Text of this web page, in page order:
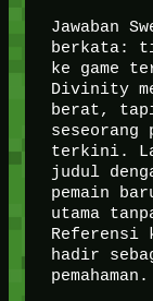
Jawaban
berkata:
ke game
Divinity
berat,
terkini.
judul
pemain
utama
Referensi
hadir
pemahaman.